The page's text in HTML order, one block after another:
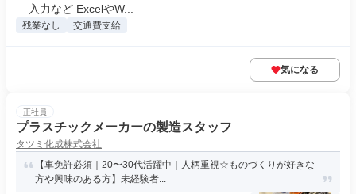
入力など ExcelやW...
残業なし 交通費支給
気になる
正社員
プラスチックメーカーの製造スタッフ
タツミ化成株式会社
【車免許必須｜20〜30代活躍中｜人柄重視☆ものづくりが好きな
方や興味のある方】未経験者...